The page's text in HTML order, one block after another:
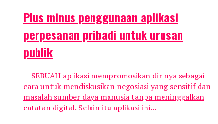
Plus minus penggunaan aplikasi
perpesanan pribadi untuk urusan
publik
SEBUAH aplikasi mempromosikan dirinya sebagai
cara untuk mendiskusikan negosiasi yang sensitif dan
masalah sumber daya manusia tanpa meninggalkan
catatan digital. Selain itu aplikasi ini...